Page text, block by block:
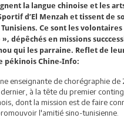
la langue chinoise et les
d’El Menzah et tissent de
Tunisiens. Ce sont les
dépêchés en missions
qui les parraine. Reflet de
pékinois Chine-Info:
enseignante de chorégraphie de
dernier, à la tête du premier
dont la mission est de faire
l'amitié sino-tunisienne.